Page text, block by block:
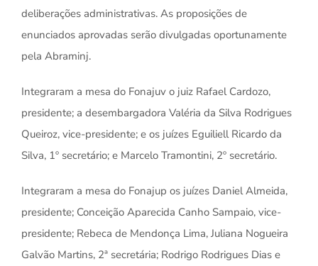
deliberações administrativas. As proposições de
enunciados aprovadas serão divulgadas oportunamente
pela Abraminj.
Integraram a mesa do Fonajuv o juiz Rafael Cardozo,
presidente; a desembargadora Valéria da Silva Rodrigues
Queiroz, vice-presidente; e os juízes Eguiliell Ricardo da
Silva, 1º secretário; e Marcelo Tramontini, 2º secretário.
Integraram a mesa do Fonajup os juízes Daniel Almeida,
presidente; Conceição Aparecida Canho Sampaio, vice-
presidente; Rebeca de Mendonça Lima, Juliana Nogueira
Galvão Martins, 2ª secretária; Rodrigo Rodrigues Dias e